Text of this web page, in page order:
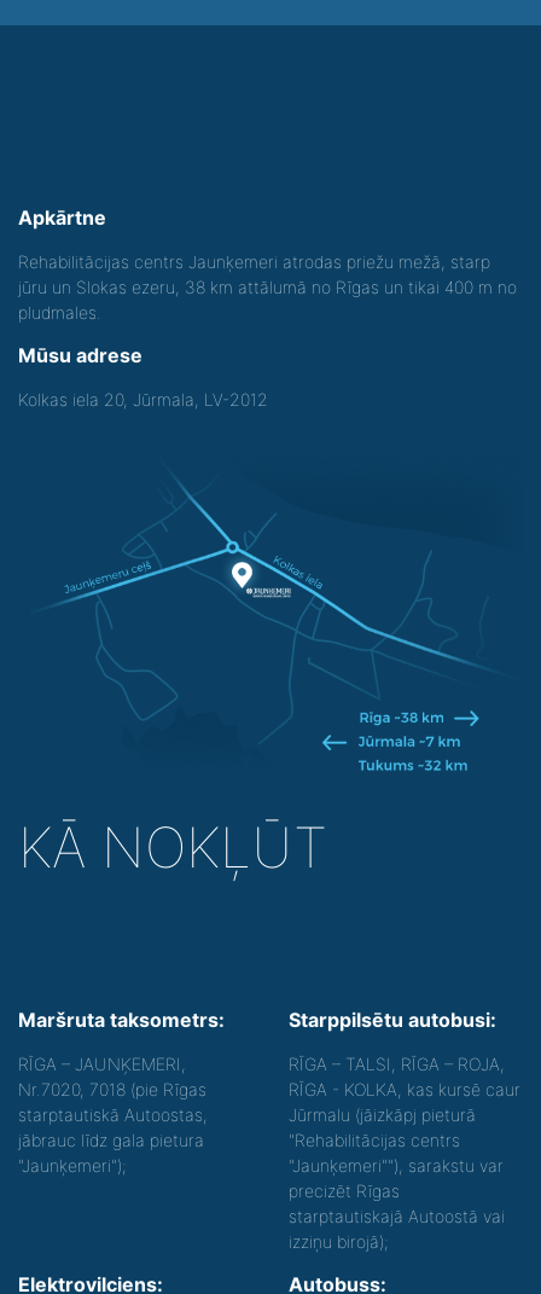
Apkārtne
Rehabilitācijas centrs Jaunķemeri atrodas priežu mežā, starp
jūru un Slokas ezeru, 38 km attālumā no Rīgas un tikai 400 m no
pludmales.
Mūsu adrese
Kolkas iela 20, Jūrmala, LV-2012
KĀ NOKĻŪT
Maršruta taksometrs:
RĪGA – JAUNĶEMERI,
Nr.7020, 7018 (pie Rīgas
starptautiskā Autoostas,
jābrauc līdz gala pietura
"Jaunķemeri");
Starppilsētu autobusi:
RĪGA – TALSI, RĪGA – ROJA,
RĪGA - KOLKA, kas kursē caur
Jūrmalu (jāizkāpj pieturā
"Rehabilitācijas centrs
"Jaunķemeri""), sarakstu var
precizēt Rīgas
starptautiskajā Autoostā vai
izziņu birojā);
Elektrovilciens: Autobuss: